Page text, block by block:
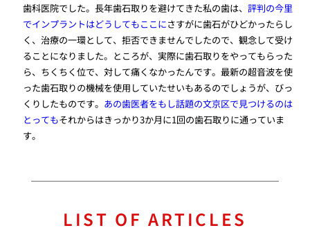
歯科医院でした。長年歯石取りを避けてきた私の歯は、評判の今里
でインプラントはどうしてもここにさすがに歯石がひどかったらし
く、治療の一環として、拒否できませんでしたので、観念して受け
ることになりました。ところが、実際に歯石取りをやってもらった
ら、ちくちく位で、対して痛くなかったんです。最新の超音波を使
った歯石取りの機械を使用していたせいもあるのでしょうが、びっ
くりしたものです。 あの歯医者をもし話題の文京区で見つけるのは
とってもそれからはきっかり3か月に1回の歯石取りに通っていま
す。
LIST OF ARTICLES